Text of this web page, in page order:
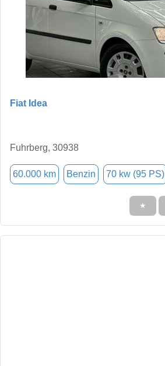
Fiat Idea
Fuhrberg, 30938
60.000 km Benzin 70 kw (95 PS)
★